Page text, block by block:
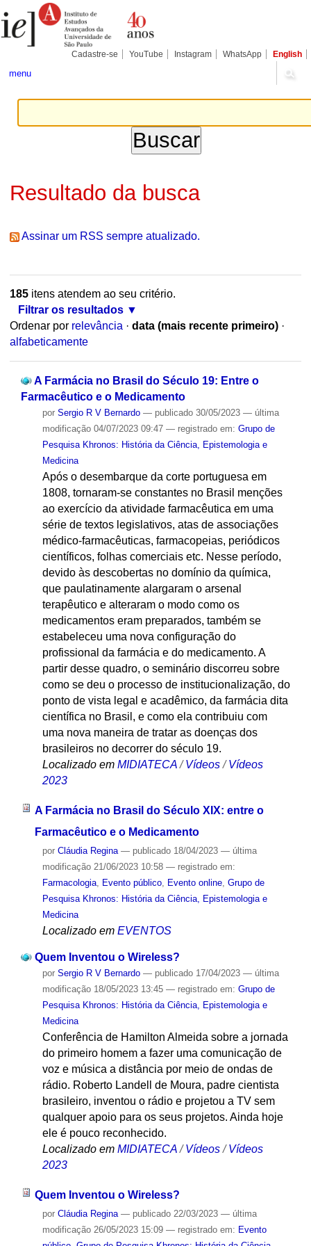
para
conteúdo.
Pessoais
Cadastre-se YouTube Instagram WhatsApp English
menu
Resultado da busca
Assinar um RSS sempre atualizado.
185itens atendem ao seu critério.
Filtrar os resultados
Ordenar por relevância · data (mais recente primeiro) ·
alfabeticamente
A Farmácia no Brasil do Século 19: Entre o
Farmacêutico e o Medicamento
por Sergio R V Bernardo — publicado30/05/2023 — última
modificação04/07/2023 09:47 — registrado em: Grupo de
Pesquisa Khronos: História da Ciência, Epistemologia e
Medicina
Após o desembarque da corte portuguesa em
1808, tornaram-se constantes no Brasil menções
ao exercício da atividade farmacêutica em uma
série de textos legislativos, atas de associações
médico-farmacêuticas, farmacopeias, periódicos
científicos, folhas comerciais etc. Nesse período,
devido às descobertas no domínio da química,
que paulatinamente alargaram o arsenal
terapêutico e alteraram o modo como os
medicamentos eram preparados, também se
estabeleceu uma nova configuração do
profissional da farmácia e do medicamento. A
partir desse quadro, o seminário discorreu sobre
como se deu o processo de institucionalização, do
ponto de vista legal e acadêmico, da farmácia dita
científica no Brasil, e como ela contribuiu com
uma nova maneira de tratar as doenças dos
brasileiros no decorrer do século 19.
Localizado em MIDIATECA /Vídeos /Vídeos
2023
A Farmácia no Brasil do Século XIX: entre o
Farmacêutico e o Medicamento
por Cláudia Regina — publicado18/04/2023 — última
modificação21/06/2023 10:58 — registrado em:
Farmacologia, Evento público, Evento online, Grupo de
Pesquisa Khronos: História da Ciência, Epistemologia e
Medicina
Localizado em EVENTOS
Quem Inventou o Wireless?
por Sergio R V Bernardo — publicado17/04/2023 — última
modificação18/05/2023 13:45 — registrado em: Grupo de
Pesquisa Khronos: História da Ciência, Epistemologia e
Medicina
Conferência de Hamilton Almeida sobre a jornada
do primeiro homem a fazer uma comunicação de
voz e música a distância por meio de ondas de
rádio. Roberto Landell de Moura, padre cientista
brasileiro, inventou o rádio e projetou a TV sem
qualquer apoio para os seus projetos. Ainda hoje
ele é pouco reconhecido.
Localizado em MIDIATECA /Vídeos /Vídeos
2023
Quem Inventou o Wireless?
por Cláudia Regina — publicado22/03/2023 — última
modificação26/05/2023 15:09 — registrado em: Evento